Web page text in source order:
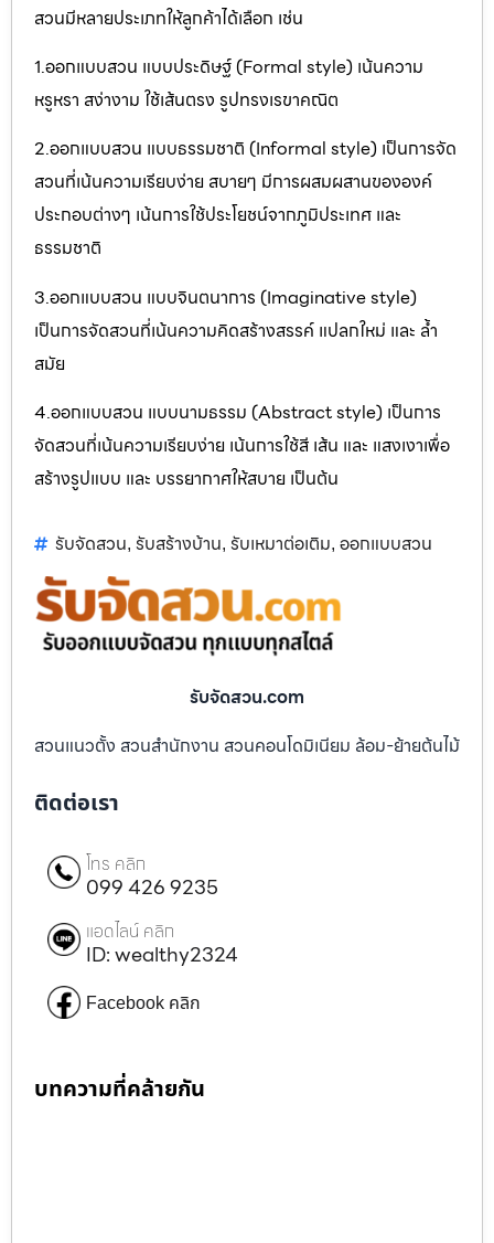
สวนมีหลายประเภทให้ลูกค้าได้เลือก เช่น
1.ออกแบบสวน แบบประดิษฐ์ (Formal style) เน้นความ
หรูหรา สง่างาม ใช้เส้นตรง รูปทรงเรขาคณิต
2.ออกแบบสวน แบบธรรมชาติ (Informal style) เป็นการจัด
สวนที่เน้นความเรียบง่าย สบายๆ มีการผสมผสานขององค์
ประกอบต่างๆ เน้นการใช้ประโยชน์จากภูมิประเทศ และ
ธรรมชาติ
3.ออกแบบสวน แบบจินตนาการ (Imaginative style)
เป็นการจัดสวนที่เน้นความคิดสร้างสรรค์ แปลกใหม่ และ ล้ำ
สมัย
4.ออกแบบสวน แบบนามธรรม (Abstract style) เป็นการ
จัดสวนที่เน้นความเรียบง่าย เน้นการใช้สี เส้น และ แสงเงาเพื่อ
สร้างรูปแบบ และ บรรยากาศให้สบาย เป็นต้น
รับจัดสวน, รับสร้างบ้าน, รับเหมาต่อเติม, ออกแบบสวน
รับจัดสวน.com
สวนแนวตั้ง สวนสำนักงาน สวนคอนโดมิเนียม ล้อม-ย้ายต้นไม้
ติดต่อเรา
โทร คลิก
099 426 9235
แอดไลน์ คลิก
ID: wealthy2324
Facebook คลิก
บทความที่คล้ายกัน